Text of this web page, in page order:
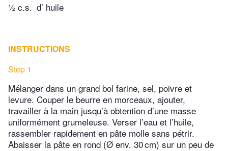
½ c.s. d’ huile
INSTRUCTIONS
Step 1
Mélanger dans un grand bol farine, sel, poivre et
levure. Couper le beurre en morceaux, ajouter,
travailler à la main jusqu’à obtention d’une masse
uniformément grumeleuse. Verser l’eau et l’huile,
rassembler rapidement en pâte molle sans pétrir.
Abaisser la pâte en rond (Ø env. 30 cm) sur un peu de